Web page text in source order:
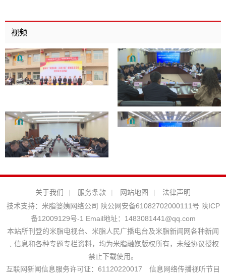
视频
关于我们 | 服务条款 | 网站地图 |
法律声明
技术支持： 米脂婆姨网络公司 陕公网安备61082702000111号 陕ICP
备12009129号-1 Email地址： 1483081441@qq.com
本站所刊登的米脂电视台、米脂人民广播电台及米脂新闻网各种新闻
﹑信息和各种专题专栏资料，均为米脂融媒版权所有，未经协议授权
禁止下载使用。
互联网新闻信息服务许可证：61120220017 信息网络传播视听节目